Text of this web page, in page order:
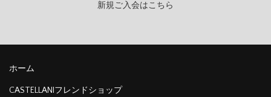
新規ご入会はこちら
ホーム
CASTELLANIフレンドショップ